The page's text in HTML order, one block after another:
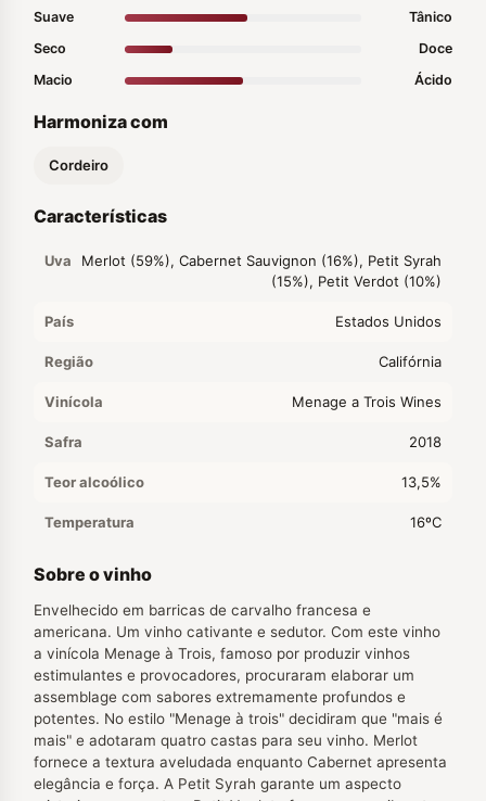
Suave
Tânico
Seco
Doce
Macio
Ácido
Harmoniza com
Cordeiro
Características
Uva
Merlot (59%), Cabernet Sauvignon (16%), Petit Syrah
(15%), Petit Verdot (10%)
País Estados Unidos
Região Califórnia
Vinícola Menage a Trois Wines
Safra 2018
Teor alcoólico 13,5%
Temperatura 16ºC
Sobre o vinho
Envelhecido em barricas de carvalho francesa e
americana. Um vinho cativante e sedutor. Com este vinho
a vinícola Menage à Trois, famoso por produzir vinhos
estimulantes e provocadores, procuraram elaborar um
assemblage com sabores extremamente profundos e
potentes. No estilo "Menage à trois" decidiram que "mais é
mais" e adotaram quatro castas para seu vinho. Merlot
fornece a textura aveludada enquanto Cabernet apresenta
elegância e força. A Petit Syrah garante um aspecto